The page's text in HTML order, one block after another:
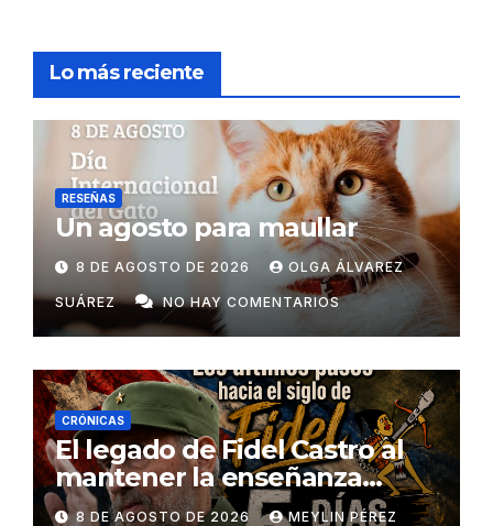
Lo más reciente
RESEÑAS
Un agosto para maullar
8 DE AGOSTO DE 2026 OLGA ÁLVAREZ
SUÁREZ NO HAY COMENTARIOS
CRÓNICAS
El legado de Fidel Castro al
mantener la enseñanza
como un derecho universal
8 DE AGOSTO DE 2026 MEYLIN PÉREZ